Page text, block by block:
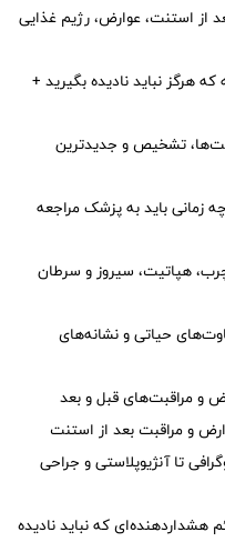
استنت، عوارض، رژیم غذایی
۱۰ علامت اولیه که هرگز نباید نادیده بگیرید +
تشخیص و جدیدترین
باید به پزشک مراجعه
هپاتیت، سیروز و سرطان
حیاتی و نشانه‌های
و مراقبت‌های قبل و بعد
و مراقبت بعد از استنت
تا آنژیوپلاستی و جراحی
که نباید نادیده